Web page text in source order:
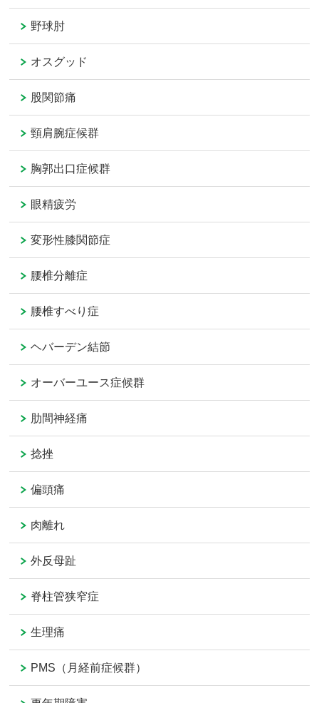
野球肘
オスグッド
股関節痛
頸肩腕症候群
胸郭出口症候群
眼精疲労
変形性膝関節症
腰椎分離症
腰椎すべり症
ヘバーデン結節
オーバーユース症候群
肋間神経痛
捻挫
偏頭痛
肉離れ
外反母趾
脊柱管狭窄症
生理痛
PMS（月経前症候群）